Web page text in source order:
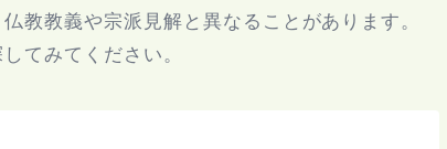
教教義や宗派見解と異なることがあります。
てみてください。